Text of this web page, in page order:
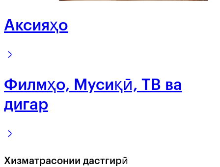
Аксияҳо
Филмҳо, Мусиқӣ, ТВ ва
дигар
Хизматрасонии дастгирӣ